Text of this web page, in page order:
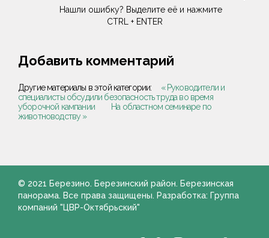
Нашли ошибку? Выделите её и нажмите
CTRL + ENTER
Добавить комментарий
Другие материалы в этой категории:
« Руководители и
специалисты обсудили безопасность труда во время
уборочной кампании
На областном семинаре по
животноводству »
© 2021 Березино. Березинский район. Березинская
панорама. Все права защищены. Разработка: Группа
компаний "ЦВР-Октябрьский"